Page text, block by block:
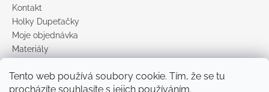
Tento web používá soubory cookie. Tím, že se tu
procházíte souhlasíte s jejich používáním.
Kontakt
Holky Dupeťačky
Moje objednávka
Materiály
Podmínky ochrany osobních údajů